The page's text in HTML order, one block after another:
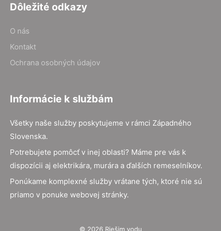
Dôležité odkazy
O nás
Kontakt
Ochrana osobných údajov
Informácie k službám
Všetky naše služby poskytujeme v rámci Západného
Slovenska.
Potrebujete pomôcť v inej oblasti? Máme pre vás k
dispozícii aj elektrikára, murára a ďalších remeselníkov.
Ponúkame komplexné služby vrátane tých, ktoré nie sú
priamo v ponuke webovej stránky.
© 2026 Riešim vodu